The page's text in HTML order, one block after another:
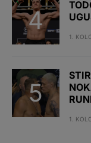
1.
1.